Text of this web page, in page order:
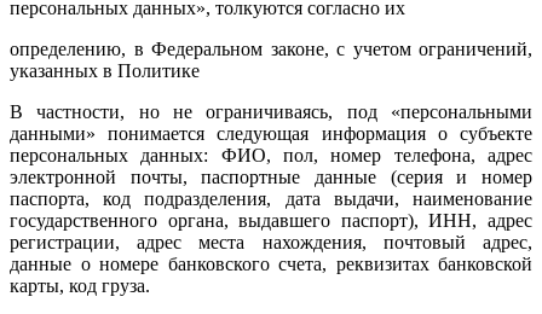
персональных данных», толкуются согласно их
определению, в Федеральном законе, с учетом ограничений,
указанных в Политике
В частности, но не ограничиваясь, под «персональными
данными» понимается следующая информация о субъекте
персональных данных: ФИО, пол, номер телефона, адрес
электронной почты, паспортные данные (серия и номер
паспорта, код подразделения, дата выдачи, наименование
государственного органа, выдавшего паспорт), ИНН, адрес
регистрации, адрес места нахождения, почтовый адрес,
данные о номере банковского счета, реквизитах банковской
карты, код груза.